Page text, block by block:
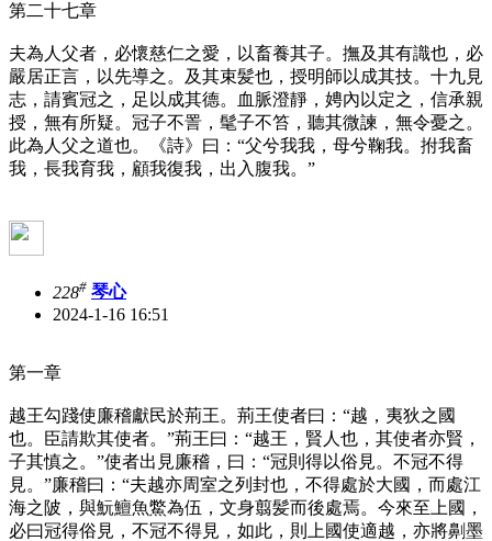
第二十七章
夫為人父者，必懷慈仁之愛，以畜養其子。撫及其有識也，必
嚴居正言，以先導之。及其束髪也，授明師以成其技。十九見
志，請賓冠之，足以成其德。血脈澄靜，娉內以定之，信承親
授，無有所疑。冠子不詈，髦子不笞，聽其微諫，無令憂之。
此為人父之道也。《詩》曰：“父兮我我，母兮鞠我。拊我畜
我，長我育我，顧我復我，出入腹我。”
228# 琴心
2024-1-16 16:51
第一章
越王勾踐使廉稽獻民於荊王。荊王使者曰：“越，夷狄之國
也。臣請欺其使者。”荊王曰：“越王，賢人也，其使者亦賢，
子其慎之。”使者出見廉稽，曰：“冠則得以俗見。不冠不得
見。”廉稽曰：“夫越亦周室之列封也，不得處於大國，而處江
海之陂，與魭鱣魚鱉為伍，文身翦髪而後處焉。今來至上國，
必曰冠得俗見，不冠不得見，如此，則上國使適越，亦將劓墨